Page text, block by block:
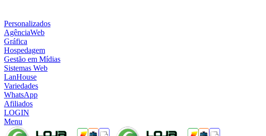
Personalizados
AgênciaWeb
Gráfica
Hospedagem
Gestão em Mídias
Sistemas Web
LanHouse
Variedades
WhatsApp
Afiliados
LOGIN
Menu